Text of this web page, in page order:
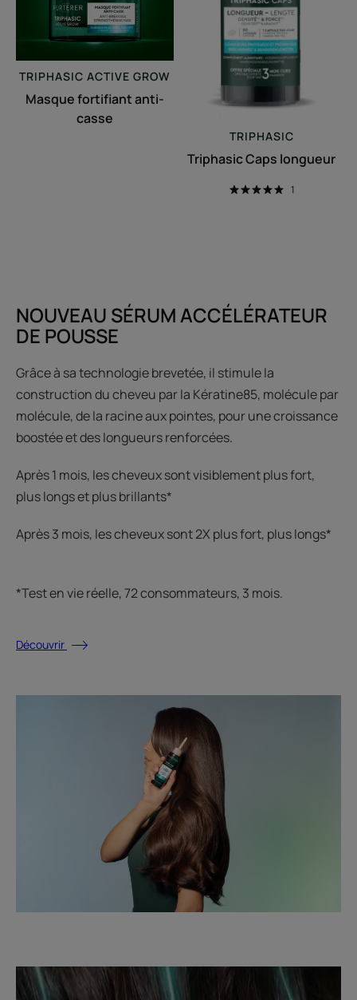
TRIPHASIC ACTIVE GROW
Masque fortifiant anti-
casse
TRIPHASIC
Triphasic Caps longueur
1
NOUVEAU SÉRUM ACCÉLÉRATEUR
DE POUSSE
Grâce à sa technologie brevetée, il stimule la
construction du cheveu par la Kératine85, molécule par
molécule, de la racine aux pointes, pour une croissance
boostée et des longueurs renforcées.
Après 1 mois, les cheveux sont visiblement plus fort,
plus longs et plus brillants*​
Après 3 mois, les cheveux sont 2X plus fort, plus longs*​
*Test en vie réelle, 72 consommateurs, 3 mois.
Découvrir